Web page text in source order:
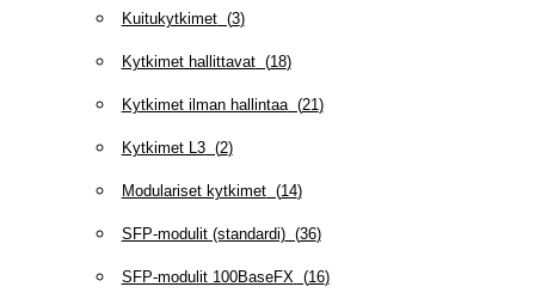
Kuitukytkimet(3)
Kytkimet hallittavat(18)
Kytkimet ilman hallintaa(21)
Kytkimet L3(2)
Modulariset kytkimet(14)
SFP-modulit (standardi)(36)
SFP-modulit 100BaseFX(16)